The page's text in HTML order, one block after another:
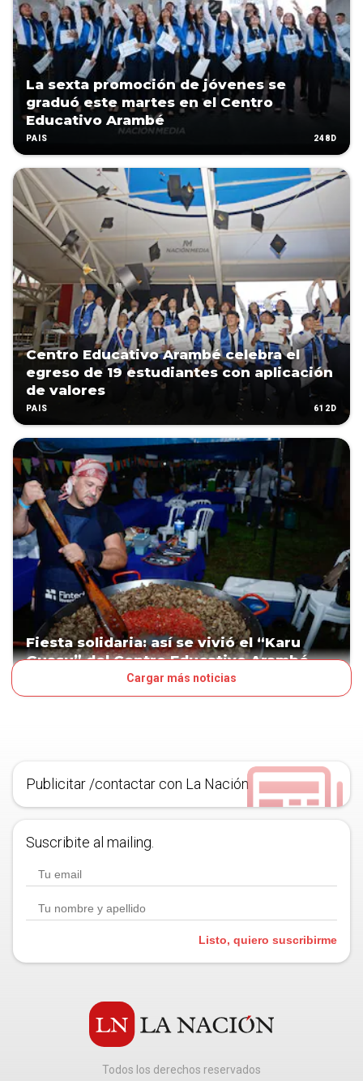
La sexta promoción de jóvenes se
graduó este martes en el Centro
Educativo Arambé
PAÍS 248D
Centro Educativo Arambé celebra el
egreso de 19 estudiantes con aplicación
de valores
PAÍS 612D
Fiesta solidaria: así se vivió el “Karu
Guasu” del Centro Educativo Arambé
Cargar más noticias
Publicitar /contactar con La Nación
Suscribite al mailing.
Listo, quiero suscribirme
Todos los derechos reservados